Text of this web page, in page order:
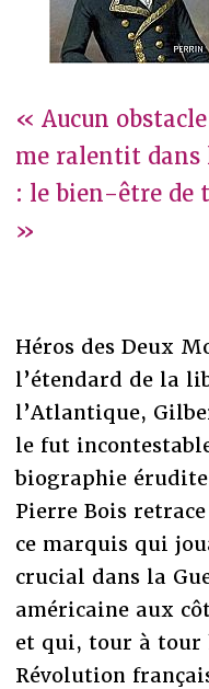
« Aucun
me ralentit dans
: le bien-être de
»
Héros des Deux
l’étendard de la
l’Atlantique,
le fut
biographie
Pierre Bois
ce marquis qui
crucial dans la
américaine aux
et qui, tour à tour
Révolution